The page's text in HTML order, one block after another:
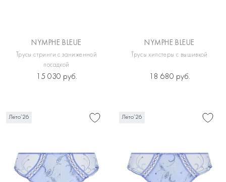
NYMPHE BLEUE
Трусы стринги с заниженной
посадкой
15 030 руб.
NYMPHE BLEUE
Трусы хипстеры с вышивкой
18 680 руб.
Лето’26 Лето’26